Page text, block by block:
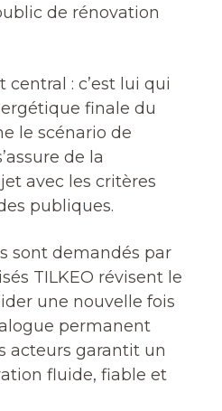
de rénovation
central : c’est lui qui
finale du
le scénario de
de la
avec les critères
publiques.
sont demandés par
TILKEO révisent le
une nouvelle fois
permanent
acteurs garantit un
fluide, fiable et